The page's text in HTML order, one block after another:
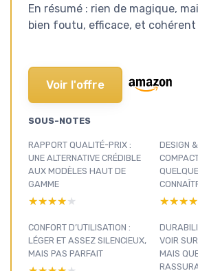
En résumé : rien de magique,
bien foutu, efficace, et
Voir l'offre
SOUS-NOTES
RAPPORT QUALITÉ-PRIX :
UNE ALTERNATIVE CRÉDIBLE
AUX MODÈLES HAUT DE
GAMME
★★★★★
★★★★★
DESIGN
CONFORT D’UTILISATION :
LÉGER ET ASSEZ SILENCIEUX,
MAIS PAS PARFAIT
VOIR
MAIS